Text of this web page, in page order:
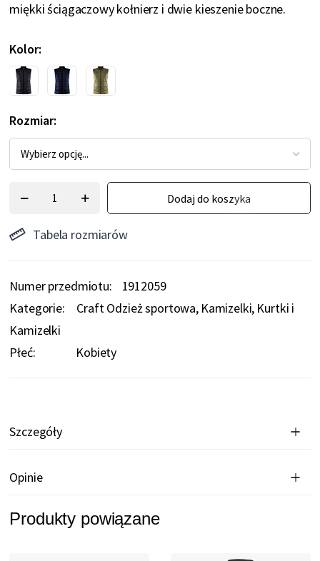
miękki ściągaczowy kołnierz i dwie kieszenie boczne.
Kolor
Rozmiar
Dodaj do koszyka
Tabela rozmiarów
Numer przedmiotu
1912059
Kategorie:
Craft Odzież sportowa Kamizelki Kurtki i
Kamizelki
Płeć:
Kobiety
Szczegóły
Opinie
Produkty powiązane